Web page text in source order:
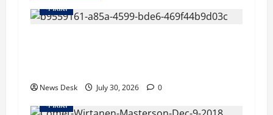
नैनीताल
News Desk July 30, 2026
0
नैनीताल